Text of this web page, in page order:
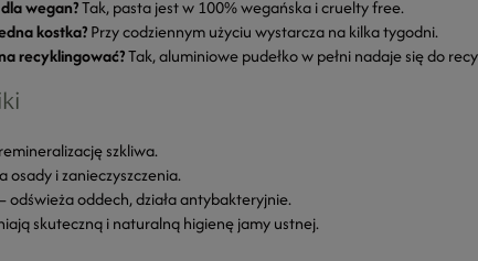
wegan?Tak, pasta jest w 100% wegańska i cruelty free.
kostka?Przy codziennym użyciu wystarcza na kilka tygodni.
recyklingować?Tak, aluminiowe pudełko w pełni nadaje się do
szkliwa.
i zanieczyszczenia.
odświeża oddech, działa antybakteryjnie.
skuteczną i naturalną higienę jamy ustnej.